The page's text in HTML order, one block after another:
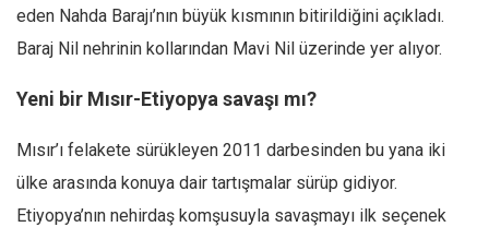
Facebook
Instagram
Yazarlar
eden Nahda Barajı’nın büyük kısmının bitirildiğini açıkladı.
Baraj Nil nehrinin kollarından Mavi Nil üzerinde yer alıyor.
Yeni bir Mısır-Etiyopya savaşı mı?
Mısır’ı felakete sürükleyen 2011 darbesinden bu yana iki
ülke arasında konuya dair tartışmalar sürüp gidiyor.
Etiyopya’nın nehirdaş komşusuyla savaşmayı ilk seçenek